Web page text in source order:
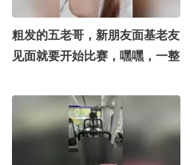
粗发的五老哥，新朋友面基老友
见面就要开始比赛，嘿嘿，一整
笑花笑草上线ing #笑花笑草偷
吃大赛 @搞笑狐 @张朝阳